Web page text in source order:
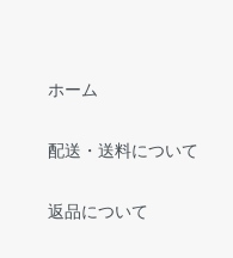
ホーム
配送・送料について
返品について